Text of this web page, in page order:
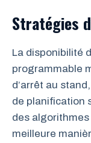
Stratégies
La disponibilité
programmable
d’arrêt au
de planification
des
meilleure